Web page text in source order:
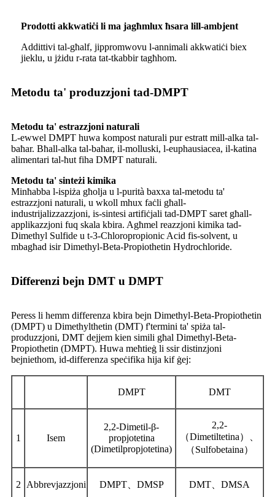
Prodotti akkwatiċi li ma jagħmlux ħsara lill-ambjent
Addittivi tal-għalf, jippromwovu l-annimali akkwatiċi biex
jieklu, u jżidu r-rata tat-tkabbir tagħhom.
Metodu ta' produzzjoni tad-DMPT
Metodu ta' estrazzjoni naturali
L-ewwel DMPT huwa kompost naturali pur estratt mill-alka tal-
baħar. Bħall-alka tal-baħar, il-molluski, l-euphausiacea, il-katina
alimentari tal-ħut fiha DMPT naturali.
Metodu ta' sinteżi kimika
Minħabba l-ispiża għolja u l-purità baxxa tal-metodu ta'
estrazzjoni naturali, u wkoll mhux faċli għall-
industrijalizzazzjoni, is-sintesi artifiċjali tad-DMPT saret għall-
applikazzjoni fuq skala kbira. Agħmel reazzjoni kimika tad-
Dimethyl Sulfide u t-3-Chloropropionic Acid fis-solvent, u
mbagħad isir Dimethyl-Beta-Propiothetin Hydrochloride.
Differenzi bejn DMT u DMPT
Peress li hemm differenza kbira bejn Dimethyl-Beta-Propiothetin
(DMPT) u Dimethylthetin (DMT) f'termini ta' spiża tal-
produzzjoni, DMT dejjem kien simili għal Dimethyl-Beta-
Propiothetin (DMPT). Huwa meħtieġ li ssir distinzjoni
bejniethom, id-differenza speċifika hija kif ġej:
DMPT DMT
1 Isem
2,2-Dimetil-β-
propjotetina
(Dimetilpropjotetina)
2,2-
（Dimetiltetina）、
（Sulfobetaina）
2 Abbrevjazzjoni DMPT、DMSP DMT、DMSA